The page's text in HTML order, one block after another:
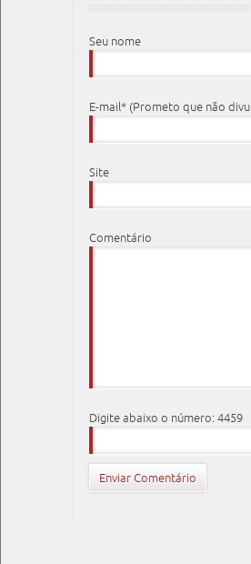
Seu nome
E-mail* (Prometo que não
Site
Comentário
Digite abaixo o número: 4459